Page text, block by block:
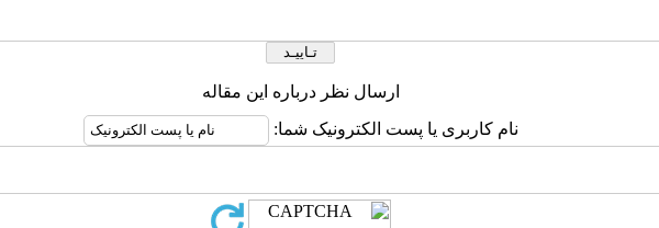
ارسال نظر درباره این مقاله
نام کاربری یا پست الکترونیک شما: